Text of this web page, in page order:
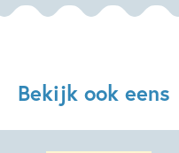
Bekijk ook eens